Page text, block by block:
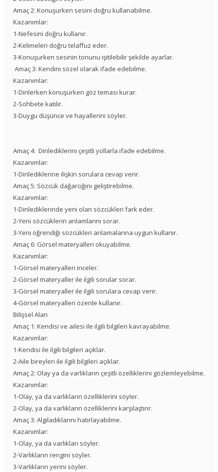
Amaç 2: Konuşurken sesini doğru kullanabilme.
Kazanımlar:
1-Nefesini doğru kullanır.
2-Kelimeleri doğru telaffuz eder.
3-Konuşurken sesinin tonunu işitilebilir şekilde ayarlar.
Amaç 3: Kendini sözel olarak ifade edebilme.
Kazanımlar:
1-Dinlerken konuşurken göz teması kurar.
2-Sohbete katılır.
3-Duygu düşünce ve hayallerini söyler.
Amaç 4: Dinlediklerini çeşitli yollarla ifade edebilme.
Kazanımlar:
1-Dinlediklerine ilişkin sorulara cevap verir.
Amaç 5: Sözcük dağarcığını geliştirebilme.
Kazanımlar:
1-Dinlediklerinde yeni olan sözcükleri fark eder.
2-Yeni sözcüklerin anlamlarını sorar.
3-Yeni öğrendiği sözcükleri anlamalarına uygun kullanır.
Amaç 6: Görsel materyalleri okuyabilme.
Kazanımlar:
1-Görsel materyalleri inceler.
2-Görsel materyaller ile ilgili sorular sorar.
3-Görsel materyaller ile ilgili sorulara cevap verir.
4-Görsel materyalleri özenle kullanır.
Bilişsel Alan
Amaç 1: Kendisi ve ailesi ile ilgili bilgileri kavrayabilme.
Kazanımlar:
1-Kendisi ile ilgili bilgileri açıklar.
2-Aile bireyleri ile ilgili bilgileri açıklar.
Amaç 2: Olay ya da varlıkların çeşitli özelliklerini gözlemleyebilme.
Kazanımlar:
1-Olay, ya da varlıkların özelliklerini söyler.
2-Olay, ya da varlıkların özelliklerini karşılaştırır.
Amaç 3: Algıladıklarını hatırlayabilme.
Kazanımlar:
1-Olay, ya da varlıkları söyler.
2-Varlıkların rengini söyler.
3-Varlıkların yerini söyler.